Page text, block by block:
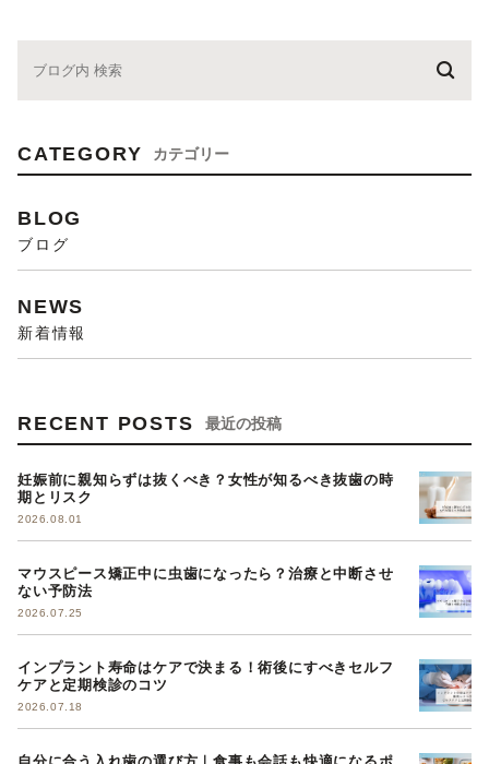
CATEGORY カテゴリー
BLOG
ブログ
NEWS
新着情報
RECENT POSTS 最近の投稿
妊娠前に親知らずは抜くべき？女性が知るべき抜歯の時
期とリスク
2026.08.01
マウスピース矯正中に虫歯になったら？治療と中断させ
ない予防法
2026.07.25
インプラント寿命はケアで決まる！術後にすべきセルフ
ケアと定期検診のコツ
2026.07.18